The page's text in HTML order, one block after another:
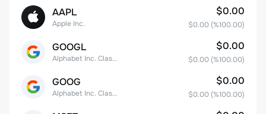
AAPL
Apple Inc.
$0.00
$0.00 (%100.00)
GOOGL
Alphabet Inc. Class A Common Stock
$0.00
$0.00 (%100.00)
GOOG
Alphabet Inc. Class C Capital Stock
$0.00
$0.00 (%100.00)